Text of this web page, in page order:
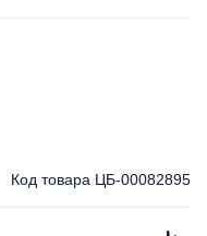
Код товара ЦБ-00082895